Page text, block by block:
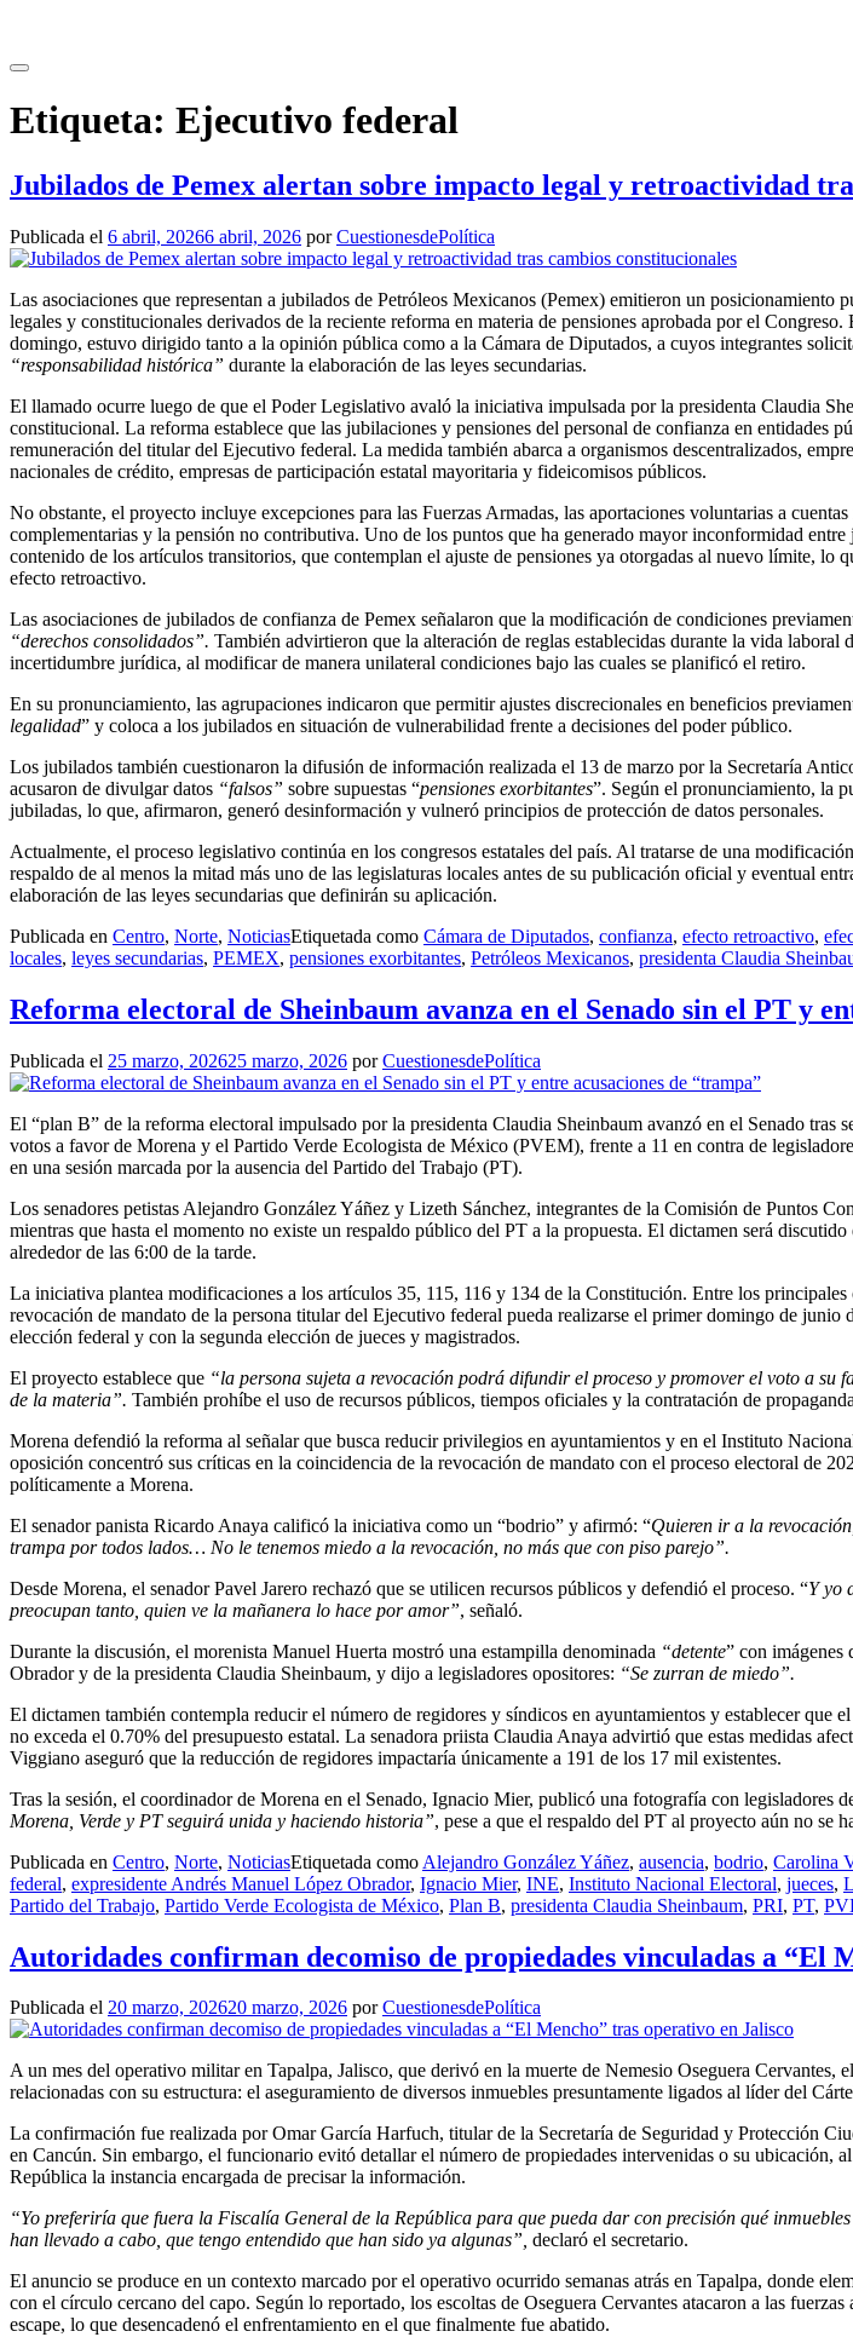
contenido
Etiqueta: Ejecutivo federal
Jubilados de Pemex alertan sobre impacto legal y retroactividad
Publicada el 6 abril, 20266 abril, 2026 porCuestionesdePolítica
Las asociaciones que representan a jubilados de Petróleos Mexicanos (Pemex) emitieron un posicionamiento
legales y constitucionales derivados de la reciente reforma en materia de pensiones aprobada por el
domingo, estuvo dirigido tanto a la opinión pública como a la Cámara de Diputados, a cuyos integrantes
“responsabilidad histórica” durante la elaboración de las leyes secundarias.
El llamado ocurre luego de que el Poder Legislativo avaló la iniciativa impulsada por la presidenta Claudia
constitucional. La reforma establece que las jubilaciones y pensiones del personal de confianza en entidades
remuneración del titular del Ejecutivo federal. La medida también abarca a organismos descentralizados,
nacionales de crédito, empresas de participación estatal mayoritaria y fideicomisos públicos.
No obstante, el proyecto incluye excepciones para las Fuerzas Armadas, las aportaciones voluntarias a
complementarias y la pensión no contributiva. Uno de los puntos que ha generado mayor inconformidad entre
contenido de los artículos transitorios, que contemplan el ajuste de pensiones ya otorgadas al nuevo límite, lo
efecto retroactivo.
Las asociaciones de jubilados de confianza de Pemex señalaron que la modificación de condiciones
“derechos consolidados”. También advirtieron que la alteración de reglas establecidas durante la vida laboral
incertidumbre jurídica, al modificar de manera unilateral condiciones bajo las cuales se planificó el retiro.
En su pronunciamiento, las agrupaciones indicaron que permitir ajustes discrecionales en beneficios
legalidad” y coloca a los jubilados en situación de vulnerabilidad frente a decisiones del poder público.
Los jubilados también cuestionaron la difusión de información realizada el 13 de marzo por la Secretaría
acusaron de divulgar datos “falsos” sobre supuestas “pensiones exorbitantes”. Según el pronunciamiento, la
jubiladas, lo que, afirmaron, generó desinformación y vulneró principios de protección de datos personales.
Actualmente, el proceso legislativo continúa en los congresos estatales del país. Al tratarse de una
respaldo de al menos la mitad más uno de las legislaturas locales antes de su publicación oficial y eventual
elaboración de las leyes secundarias que definirán su aplicación.
Publicada en Centro, Norte, NoticiasEtiquetada como Cámara de Diputados, confianza, efecto retroactivo,
locales, leyes secundarias, PEMEX, pensiones exorbitantes, Petróleos Mexicanos, presidenta Claudia
Reforma electoral de Sheinbaum avanza en el Senado sin el PT y
Publicada el 25 marzo, 202625 marzo, 2026 porCuestionesdePolítica
El “plan B” de la reforma electoral impulsado por la presidenta Claudia Sheinbaum avanzó en el Senado tras
votos a favor de Morena y el Partido Verde Ecologista de México (PVEM), frente a 11 en contra de
en una sesión marcada por la ausencia del Partido del Trabajo (PT).
Los senadores petistas Alejandro González Yáñez y Lizeth Sánchez, integrantes de la Comisión de Puntos
mientras que hasta el momento no existe un respaldo público del PT a la propuesta. El dictamen será
alrededor de las 6:00 de la tarde.
La iniciativa plantea modificaciones a los artículos 35, 115, 116 y 134 de la Constitución. Entre los principales
revocación de mandato de la persona titular del Ejecutivo federal pueda realizarse el primer domingo de junio
elección federal y con la segunda elección de jueces y magistrados.
El proyecto establece que “la persona sujeta a revocación podrá difundir el proceso y promover el voto a su
de la materia”. También prohíbe el uso de recursos públicos, tiempos oficiales y la contratación de
Morena defendió la reforma al señalar que busca reducir privilegios en ayuntamientos y en el Instituto
oposición concentró sus críticas en la coincidencia de la revocación de mandato con el proceso electoral de
políticamente a Morena.
El senador panista Ricardo Anaya calificó la iniciativa como un “bodrio” y afirmó: “Quieren ir a la
trampa por todos lados… No le tenemos miedo a la revocación, no más que con piso parejo”.
Desde Morena, el senador Pavel Jarero rechazó que se utilicen recursos públicos y defendió el proceso. “Y yo
preocupan tanto, quien ve la mañanera lo hace por amor”, señaló.
Durante la discusión, el morenista Manuel Huerta mostró una estampilla denominada “detente” con imágenes
Obrador y de la presidenta Claudia Sheinbaum, y dijo a legisladores opositores: “Se zurran de miedo”.
El dictamen también contempla reducir el número de regidores y síndicos en ayuntamientos y establecer que
no exceda el 0.70% del presupuesto estatal. La senadora priista Claudia Anaya advirtió que estas medidas
Viggiano aseguró que la reducción de regidores impactaría únicamente a 191 de los 17 mil existentes.
Tras la sesión, el coordinador de Morena en el Senado, Ignacio Mier, publicó una fotografía con legisladores
Morena, Verde y PT seguirá unida y haciendo historia”, pese a que el respaldo del PT al proyecto aún no se
Publicada en Centro, Norte, NoticiasEtiquetada como Alejandro González Yáñez, ausencia, bodrio, Carolina
federal, expresidente Andrés Manuel López Obrador, Ignacio Mier, INE, Instituto Nacional Electoral, jueces,
Partido del Trabajo, Partido Verde Ecologista de México, Plan B, presidenta Claudia Sheinbaum, PRI, PT,
Autoridades confirman decomiso de propiedades vinculadas a “El
Publicada el 20 marzo, 202620 marzo, 2026 porCuestionesdePolítica
A un mes del operativo militar en Tapalpa, Jalisco, que derivó en la muerte de Nemesio Oseguera Cervantes,
relacionadas con su estructura: el aseguramiento de diversos inmuebles presuntamente ligados al líder del
La confirmación fue realizada por Omar García Harfuch, titular de la Secretaría de Seguridad y Protección
en Cancún. Sin embargo, el funcionario evitó detallar el número de propiedades intervenidas o su ubicación,
República la instancia encargada de precisar la información.
“Yo preferiría que fuera la Fiscalía General de la República para que pueda dar con precisión qué
han llevado a cabo, que tengo entendido que han sido ya algunas”, declaró el secretario.
El anuncio se produce en un contexto marcado por el operativo ocurrido semanas atrás en Tapalpa, donde
con el círculo cercano del capo. Según lo reportado, los escoltas de Oseguera Cervantes atacaron a las
escape, lo que desencadenó el enfrentamiento en el que finalmente fue abatido.